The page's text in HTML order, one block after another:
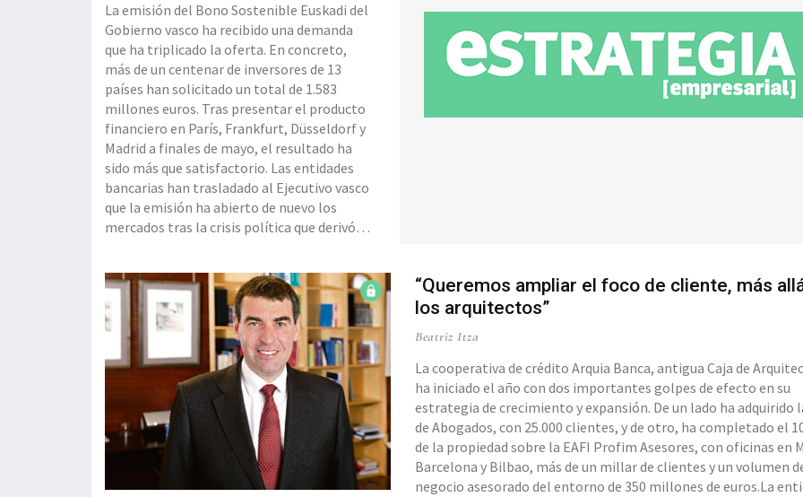
La emisión del Bono Sostenible Euskadi del
Gobierno vasco ha recibido una demanda
que ha triplicado la oferta. En concreto,
más de un centenar de inversores de 13
países han solicitado un total de 1.583
millones euros. Tras presentar el producto
financiero en París, Frankfurt, Düsseldorf y
Madrid a finales de mayo, el resultado ha
sido más que satisfactorio. Las entidades
bancarias han trasladado al Ejecutivo vasco
que la emisión ha abierto de nuevo los
mercados tras la crisis política que derivó
del ‘road show’ realizado por el consejero
de Hacienda y Econ
“Queremos ampliar el foco de cliente, más
los arquitectos”
Beatriz Itza
La cooperativa de crédito Arquia Banca, antigua Caja de
ha iniciado el año con dos importantes golpes de efecto en su
estrategia de crecimiento y expansión. De un lado ha adquirido
de Abogados, con 25.000 clientes, y de otro, ha completado el
de la propiedad sobre la EAFI Profim Asesores, con oficinas en
Barcelona y Bilbao, más de un millar de clientes y un volumen
negocio asesorado del entorno de 350 millones de euros.La